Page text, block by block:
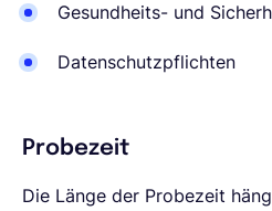
Gesundheits- und
Datenschutzpflichten
Probezeit
Die Länge der Probezeit